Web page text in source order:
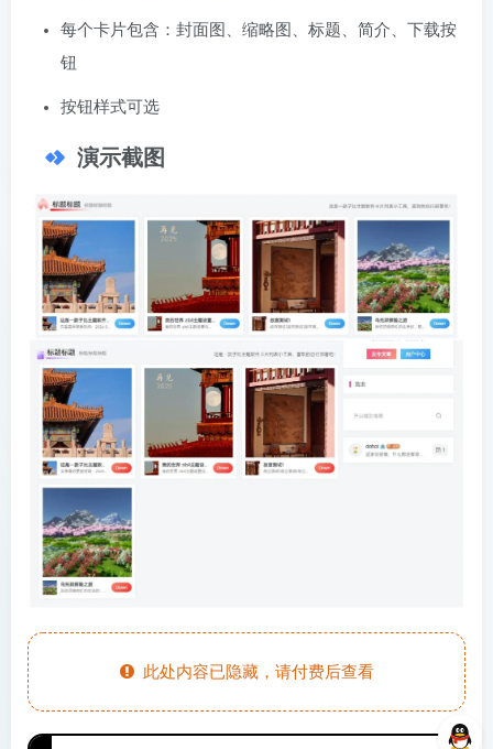
每个卡片包含：封面图、缩略图、标题、简介、下载按
钮
按钮样式可选
演示截图
此处内容已隐藏，请付费后查看